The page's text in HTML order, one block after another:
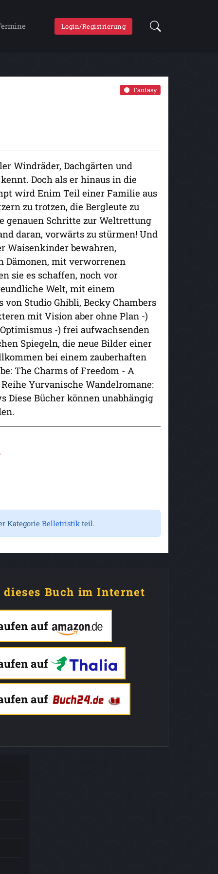
Login/Registrierung
Fantasy
Windräder, Dachgärten und
Doch als er hinaus in die
wird Enim Teil einer Familie aus
zu trotzen, die Bergleute zu
genauen Schritte zur Weltrettung
daran, vorwärts zu stürmen! Und
Waisenkinder bewahren,
Dämonen, mit verworrenen
sie es schaffen, noch vor
Welt, mit einem
Studio Ghibli, Becky Chambers
mit Vision aber ohne Plan -)
-) frei aufwachsenden
Spiegeln, die neue Bilder einer
bei einem zauberhaften
The Charms of Freedom - A
Yurvanische Wandelromane:
Diese Bücher können unabhängig
Kategorie Belletristikteil.
dieses Buch im Internet
auf
auf
auf